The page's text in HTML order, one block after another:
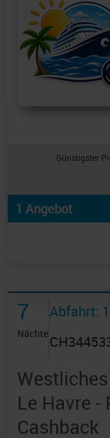
Günstigster
1 Angebot
7
Nächte
Abfahrt:
Le Havre
Cashback